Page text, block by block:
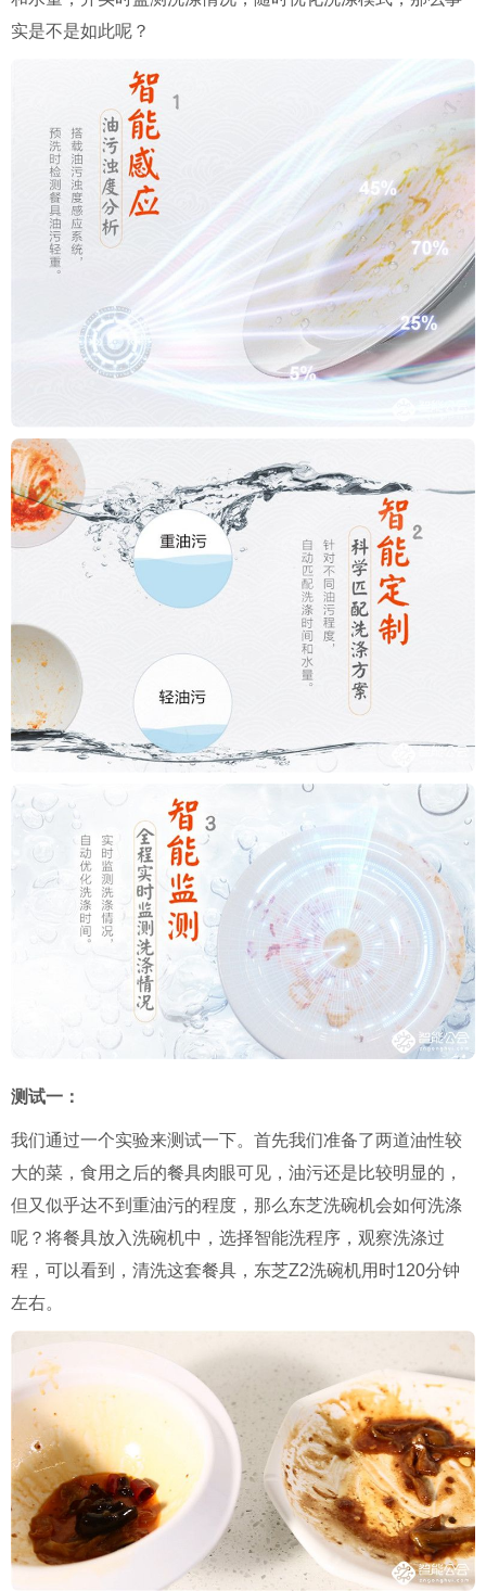
实是不是如此呢？
测试一：
我们通过一个实验来测试一下。首先我们准备了两道油性较
大的菜，食用之后的餐具肉眼可见，油污还是比较明显的，
但又似乎达不到重油污的程度，那么东芝洗碗机会如何洗涤
呢？将餐具放入洗碗机中，选择智能洗程序，观察洗涤过
程，可以看到，清洗这套餐具，东芝Z2洗碗机用时120分钟
左右。